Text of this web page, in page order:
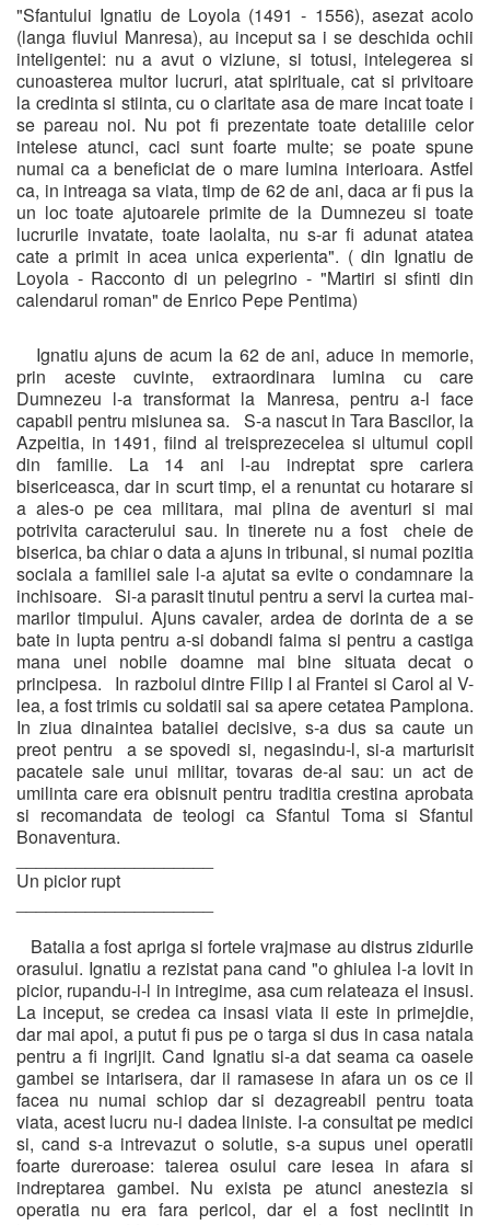
"Sfantului Ignatiu de Loyola (1491 - 1556), asezat acolo
(langa fluviul Manresa), au inceput sa i se deschida ochii
inteligentei: nu a avut o viziune, si totusi, intelegerea si
cunoasterea multor lucruri, atat spirituale, cat si privitoare
la credinta si stiinta, cu o claritate asa de mare incat toate i
se pareau noi. Nu pot fi prezentate toate detaliile celor
intelese atunci, caci sunt foarte multe; se poate spune
numai ca a beneficiat de o mare lumina interioara. Astfel
ca, in intreaga sa viata, timp de 62 de ani, daca ar fi pus la
un loc toate ajutoarele primite de la Dumnezeu si toate
lucrurile invatate, toate laolalta, nu s-ar fi adunat atatea
cate a primit in acea unica experienta". ( din Ignatiu de
Loyola - Racconto di un pelegrino - "Martiri si sfinti din
calendarul roman" de Enrico Pepe Pentima)
Ignatiu ajuns de acum la 62 de ani, aduce in memorie,
prin aceste cuvinte, extraordinara lumina cu care
Dumnezeu l-a transformat la Manresa, pentru a-l face
capabil pentru misiunea sa. S-a nascut in Tara Bascilor, la
Azpeitia, in 1491, fiind al treisprezecelea si ultumul copil
din familie. La 14 ani l-au indreptat spre cariera
bisericeasca, dar in scurt timp, el a renuntat cu hotarare si
a ales-o pe cea militara, mai plina de aventuri si mai
potrivita caracterului sau. In tinerete nu a fost cheie de
biserica, ba chiar o data a ajuns in tribunal, si numai pozitia
sociala a familiei sale l-a ajutat sa evite o condamnare la
inchisoare. Si-a parasit tinutul pentru a servi la curtea mai-
marilor timpului. Ajuns cavaler, ardea de dorinta de a se
bate in lupta pentru a-si dobandi faima si pentru a castiga
mana unei nobile doamne mai bine situata decat o
principesa. In razboiul dintre Filip I al Frantei si Carol al V-
lea, a fost trimis cu soldatii sai sa apere cetatea Pamplona.
In ziua dinaintea bataliei decisive, s-a dus sa caute un
preot pentru a se spovedi si, negasindu-l, si-a marturisit
pacatele sale unui militar, tovaras de-al sau: un act de
umilinta care era obisnuit pentru traditia crestina aprobata
si recomandata de teologi ca Sfantul Toma si Sfantul
Bonaventura.
Un picior rupt
Batalia a fost apriga si fortele vrajmase au distrus zidurile
orasului. Ignatiu a rezistat pana cand "o ghiulea l-a lovit in
picior, rupandu-i-l in intregime, asa cum relateaza el insusi.
La inceput, se credea ca insasi viata ii este in primejdie,
dar mai apoi, a putut fi pus pe o targa si dus in casa natala
pentru a fi ingrijit. Cand Ignatiu si-a dat seama ca oasele
gambei se intarisera, dar ii ramasese in afara un os ce il
facea nu numai schiop dar si dezagreabil pentru toata
viata, acest lucru nu-i dadea liniste. I-a consultat pe medici
si, cand s-a intrevazut o solutie, s-a supus unei operatii
foarte dureroase: taierea osului care iesea in afara si
indreptarea gambei. Nu exista pe atunci anestezia si
operatia nu era fara pericol, dar el a fost neclintit in